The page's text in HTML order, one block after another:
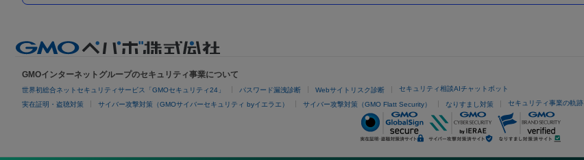
GMOインターネットグループのセキュリティ事業について
世界初総合ネットセキュリティサービス「GMOセキュリティ24」 パスワード漏洩診断 Webサイトリスク診断 セキュリティ相談AIチャットボット
実在証明・盗聴対策 サイバー攻撃対策（GMOサイバーセキュリティ byイエラエ） サイバー攻撃対策（GMO Flatt Security） なりすまし対策 セキュリティ事業の軌跡